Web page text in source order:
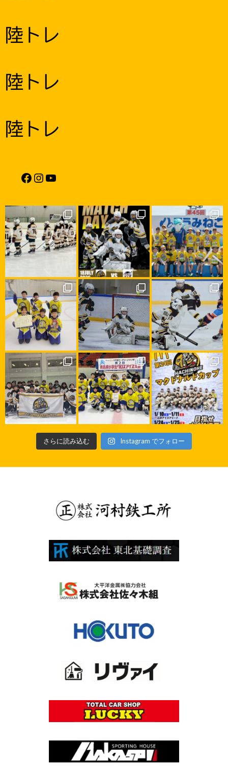
陸トレ
陸トレ
陸トレ
Facebook
Instagram
YouTube
さらに読み込む Instagram でフォロー